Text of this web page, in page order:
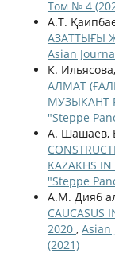
Том № 4
А.Т.
АЗАТТЫҒЫ
Asian
К.
АЛМАТ
МУЗЫКАНТ
"Steppe
А. Шашаев,
KAZAKHS
"Steppe
А.М. Дияб
CAUCASUS
2020 , Asian
(2021)